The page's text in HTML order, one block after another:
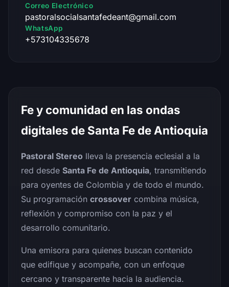
Correo Electrónico
pastoralsocialsantafedeant@gmail.com
WhatsApp
+573104335678
Fe y comunidad en las ondas
digitales de Santa Fe de Antioquia
Pastoral Stereo lleva la presencia eclesial a la
red desde Santa Fe de Antioquia, transmitiendo
para oyentes de Colombia y de todo el mundo.
Su programación crossover combina música,
reflexión y compromiso con la paz y el
desarrollo comunitario.
Una emisora para quienes buscan contenido
que edifique y acompañe, con un enfoque
cercano y transparente hacia la audiencia.